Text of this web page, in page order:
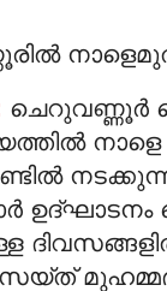
ചെറുവണ്ണൂര്‍
നാളെ
നടക്കുന്ന
മുഹമ്മദ്